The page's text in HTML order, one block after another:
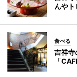
んや
食べる
吉祥寺
「